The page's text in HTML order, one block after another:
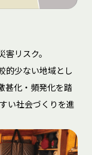
リスク。
的少ない地域とし
甚化・頻発化を踏
い社会づくりを進